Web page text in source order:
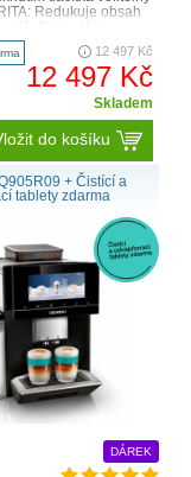
Redukuje obsah
filtruje látky
12 497 Kč
12 497 Kč
Skladem
do košíku
+ Čistící a
tablety zdarma
DÁREK